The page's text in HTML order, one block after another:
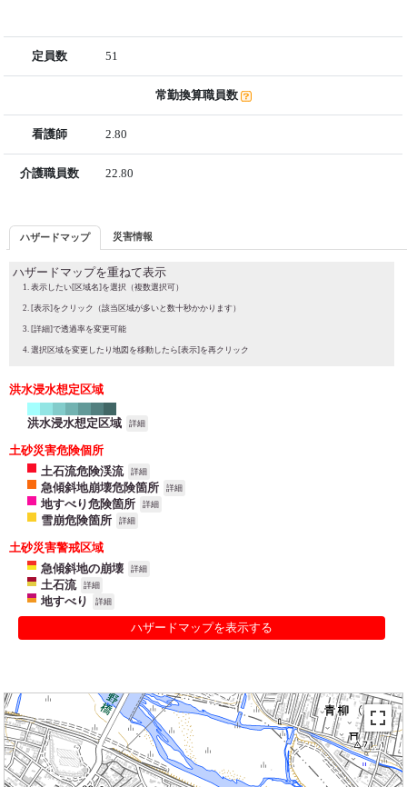
定員数 51
常勤換算職員数
看護師 2.80
介護職員数 22.80
ハザードマップ 災害情報
ハザードマップを重ねて表示
表示したい[区域名]を選択（複数選択可）
[表示]をクリック（該当区域が多いと数十秒かかります）
[詳細]で透過率を変更可能
選択区域を変更したり地図を移動したら[表示]を再クリック
洪水浸水想定区域
洪水浸水想定区域 詳細
土砂災害危険個所
土石流危険渓流
詳細
急傾斜地崩壊危険箇所 詳細
地すべり危険箇所 詳細
雪崩危険箇所 詳細
土砂災害警戒区域
急傾斜地の崩壊
詳細
土石流 詳細
地すべり 詳細
ハザードマップを表示する